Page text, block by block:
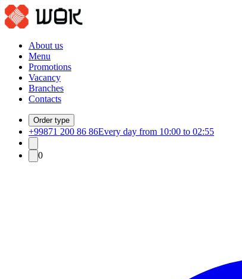
About us
Menu
Promotions
Vacancy
Branches
Contacts
Order type
+99871 200 86 86Every day from 10:00 to 02:55
0